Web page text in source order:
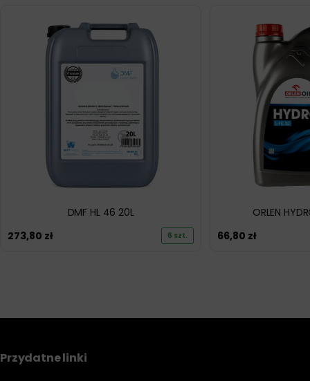
DMF HL 46 20L
273,80 zł 6 szt.
ORLEN
66,80 zł
Przydatne linki